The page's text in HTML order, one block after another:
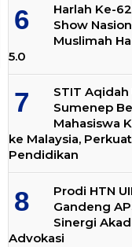
Harlah Ke-
Show
Muslimah
5.0
STIT
Sumenep
Mahasiswa
ke Malaysia,
Pendidikan
Prodi HTN
Gandeng
Sinergi
Advokasi